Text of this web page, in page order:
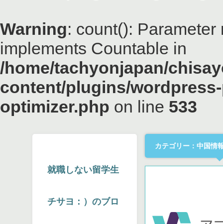
Warning: count():
implements Countable in
/home/tachyonjapan/
content/plugins/
optimizer.php on line 533
就職しない留学生
チサヨ：）のブロ
カテゴリー：中国情